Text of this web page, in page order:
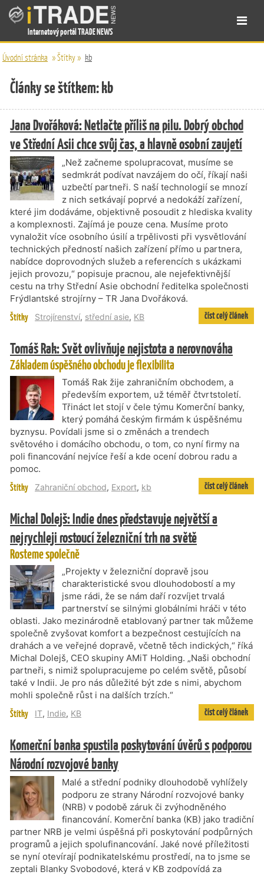
Internetový portál TRADE NEWS
Úvodní stránka »Štítky» kb
Články se štítkem: kb
Jana Dvořáková: Netlačte příliš na pilu. Dobrý obchod
ve Střední Asii chce svůj čas, a hlavně osobní zaujetí
„Než začneme spolupracovat, musíme se
sedmkrát podívat navzájem do očí, říkají naši
uzbečtí partneři. S naší technologií se mnozí
z nich setkávají poprvé a nedokáží zařízení,
které jim dodáváme, objektivně posoudit z hlediska kvality
a komplexnosti. Zajímá je pouze cena. Musíme proto
vynaložit více osobního úsilí a trpělivosti při vysvětlování
technických předností našich zařízení přímo u partnera,
nabídce doprovodných služeb a referencích s ukázkami
jejich provozu,“ popisuje pracnou, ale nejefektivnější
cestu na trhy Střední Asie obchodní ředitelka společnosti
Frýdlantské strojírny – TR Jana Dvořáková.
Štítky Strojírenství, střední asie, KB číst celý článek
Tomáš Rak: Svět ovlivňuje nejistota a nerovnováha
Základem úspěšného obchodu je flexibilita
Tomáš Rak žije zahraničním obchodem, a
především exportem, už téměř čtvrtstoletí.
Třináct let stojí v čele týmu Komerční banky,
který pomáhá českým firmám k úspěšnému
byznysu. Povídali jsme si o změnách a trendech
světového i domácího obchodu, o tom, co nyní firmy na
poli financování nejvíce řeší a kde ocení dobrou radu a
pomoc.
Štítky Zahraniční obchod, Export, kb číst celý článek
Michal Dolejš: Indie dnes představuje největší a
nejrychleji rostoucí železniční trh na světě
Rosteme společně
„Projekty v železniční dopravě jsou
charakteristické svou dlouhodobostí a my
jsme rádi, že se nám daří rozvíjet trvalá
partnerství se silnými globálními hráči v této
oblasti. Jako mezinárodně etablovaný partner tak můžeme
společně zvyšovat komfort a bezpečnost cestujících na
drahách a ve veřejné dopravě, včetně těch indických,“ říká
Michal Dolejš, CEO skupiny AMiT Holding. „Naši obchodní
partneři, s nimiž spolupracujeme po celém světě, působí
také v Indii. Je pro nás důležité být zde s nimi, abychom
mohli společně růst i na dalších trzích.“
Štítky IT, Indie, KB číst celý článek
Komerční banka spustila poskytování úvěrů s podporou
Národní rozvojové banky
Malé a střední podniky dlouhodobě vyhlížely
podporu ze strany Národní rozvojové banky
(NRB) v podobě záruk či zvýhodněného
financování. Komerční banka (KB) jako tradiční
partner NRB je velmi úspěšná při poskytování podpůrných
programů a jejich spolufinancování. Jaké nové příležitosti
se nyní otevírají podnikatelskému prostředí, na to jsme se
zeptali Blanky Svobodové, která v KB zodpovídá za